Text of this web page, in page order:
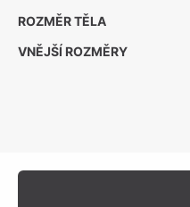
ROZMĚR TĚLA
VNĚJŠÍ ROZMĚRY